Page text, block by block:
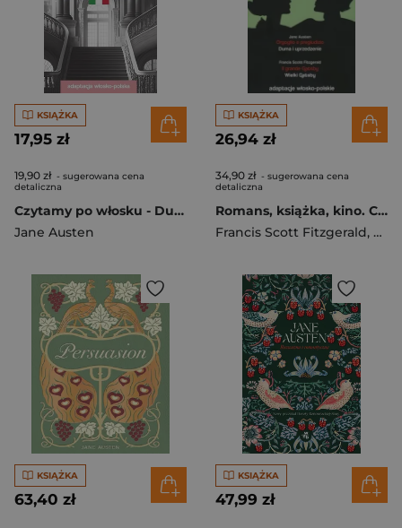
KSIĄŻKA
17,95 zł
19,90 zł - sugerowana cena
detaliczna
Czytamy po włosku - Duma i uprzedzenie
Jane Austen
KSIĄŻKA
26,94 zł
34,90 zł - sugerowana cena
detaliczna
Romans, książka, kino. Czytamy po włosku
Francis Scott Fitzgerald,
KSIĄŻKA
63,40 zł
KSIĄŻKA
47,99 zł